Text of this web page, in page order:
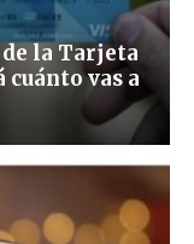
la Tarjeta
vas a